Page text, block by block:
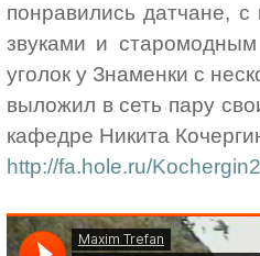
понравились датчане,
звуками и
уголок у Знаменки с
выложил в сеть пару
кафедре Никита
http://fa.hole.ru/